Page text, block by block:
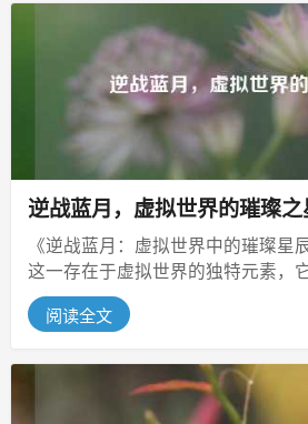
逆战蓝月，虚拟世界的璀璨之
《逆战蓝月：虚拟世界中的璀璨星
这一存在于虚拟世界的独特元素，
璀璨星辰，散发着独特魅力，或...
阅读全文